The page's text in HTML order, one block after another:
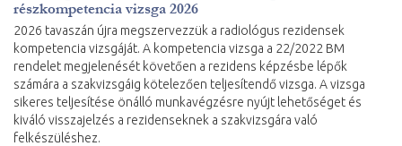
részkompetencia vizsga 2026
2026 tavaszán újra megszervezzük a radiológus rezidensek
kompetencia vizsgáját. A kompetencia vizsga a 22/2022 BM
rendelet megjelenését követően a rezidens képzésbe lépők
számára a szakvizsgáig kötelezően teljesítendő vizsga. A vizsga
sikeres teljesítése önálló munkavégzésre nyújt lehetőséget és
kiváló visszajelzés a rezidenseknek a szakvizsgára való
felkészüléshez.